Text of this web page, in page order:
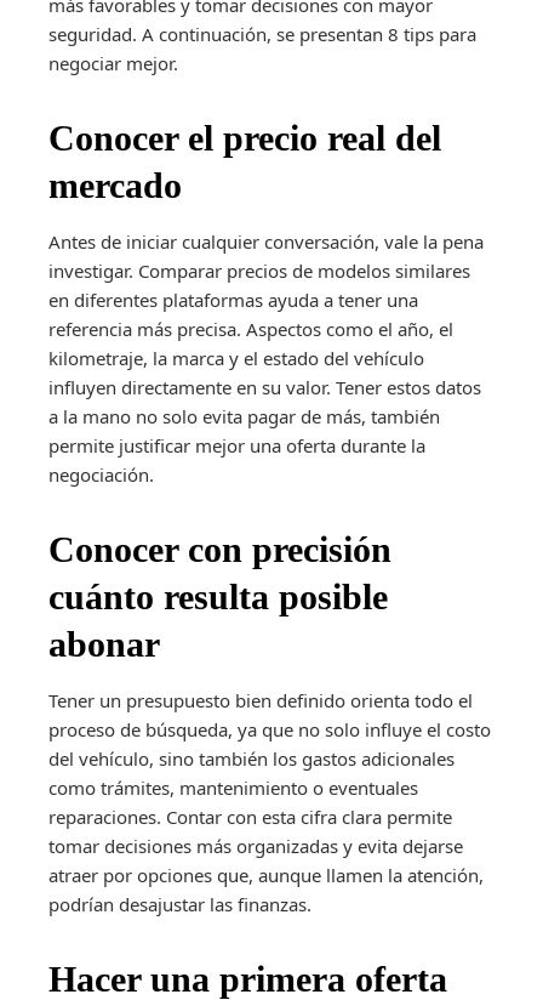
seguridad. A continuación, se presentan 8 tips para
negociar mejor.
Conocer el precio real del
mercado
Antes de iniciar cualquier conversación, vale la pena
investigar. Comparar precios de modelos similares
en diferentes plataformas ayuda a tener una
referencia más precisa. Aspectos como el año, el
kilometraje, la marca y el estado del vehículo
influyen directamente en su valor. Tener estos datos
a la mano no solo evita pagar de más, también
permite justificar mejor una oferta durante la
negociación.
Conocer con precisión
cuánto resulta posible
abonar
Tener un presupuesto bien definido orienta todo el
proceso de búsqueda, ya que no solo influye el costo
del vehículo, sino también los gastos adicionales
como trámites, mantenimiento o eventuales
reparaciones. Contar con esta cifra clara permite
tomar decisiones más organizadas y evita dejarse
atraer por opciones que, aunque llamen la atención,
podrían desajustar las finanzas.
Hacer una primera oferta